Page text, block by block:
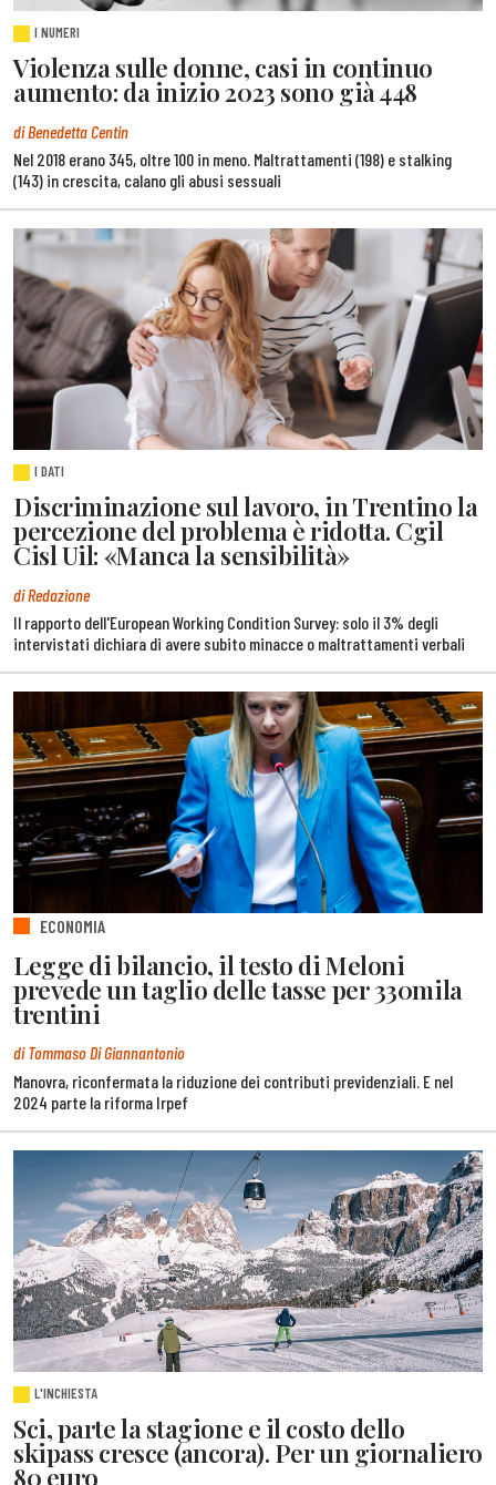
I NUMERI
Violenza sulle donne, casi in continuo
aumento: da inizio 2023 sono già 448
di Benedetta Centin
Nel 2018 erano 345, oltre 100 in meno. Maltrattamenti (198) e stalking
(143) in crescita, calano gli abusi sessuali
I DATI
Discriminazione sul lavoro, in Trentino la
percezione del problema è ridotta. Cgil
Cisl Uil: «Manca la sensibilità»
di Redazione
Il rapporto dell'European Working Condition Survey: solo il 3% degli
intervistati dichiara di avere subito minacce o maltrattamenti verbali
ECONOMIA
Legge di bilancio, il testo di Meloni
prevede un taglio delle tasse per 330mila
trentini
di Tommaso Di Giannantonio
Manovra, riconfermata la riduzione dei contributi previdenziali. E nel
2024 parte la riforma Irpef
L'INCHIESTA
Sci, parte la stagione e il costo dello
skipass cresce (ancora). Per un giornaliero
80 euro